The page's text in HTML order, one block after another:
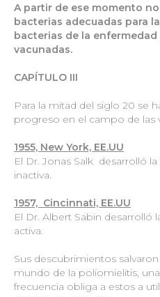
A partir de ese momento
bacterias adecuadas para
bacterias de la
vacunadas.
CAPÍTULO III
Para la mitad del siglo 20 se
progreso en el campo de las
1955, New York, EE.UU
El Dr. Jonas Salk desarrolló
inactiva.
1957, Cincinnati, EE.UU
El Dr. Albert Sabin desarrolló
activa.
Sus descubrimientos
mundo de la poliomielitis,
frecuencia obliga a estos a